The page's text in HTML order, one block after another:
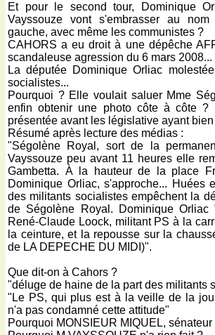
Et pour le second tour, Dominique
Vayssouze vont s'embrasser au
gauche, avec même les communistes ?
CAHORS a eu droit à une dépêche
scandaleuse agression du 6 mars 2008...
La députée Dominique Orliac
socialistes...
Pourquoi ? Elle voulait saluer Mme
enfin obtenir une photo côte à côte ?
présentée avant les législative ayant bien
Résumé après lecture des médias :
"Ségolène Royal, sort de la
Vayssouze peu avant 11 heures elle
Gambetta. À la hauteur de la place
Dominique Orliac, s'approche... Huées
des militants socialistes empêchent la
de Ségolène Royal. Dominique Orliac
René-Claude Loock, militant PS à la
la ceinture, et la repousse sur la
de LA DEPECHE DU MIDI)".
Que dit-on à Cahors ?
"déluge de haine de la part des militants
"Le PS, qui plus est à la veille de la
n'a pas condamné cette attitude"
Pourquoi MONSIEUR MIQUEL,